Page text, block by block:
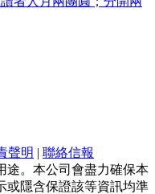
聲明 | 聯絡信報
途。本公司會盡力確保本
或隱含保證該等資訊均準